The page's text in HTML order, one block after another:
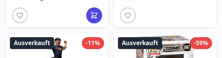
-11%
Ausverkauft -59%
Ausverkauft